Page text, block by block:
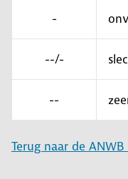
-
--/-
--
Terug naar de